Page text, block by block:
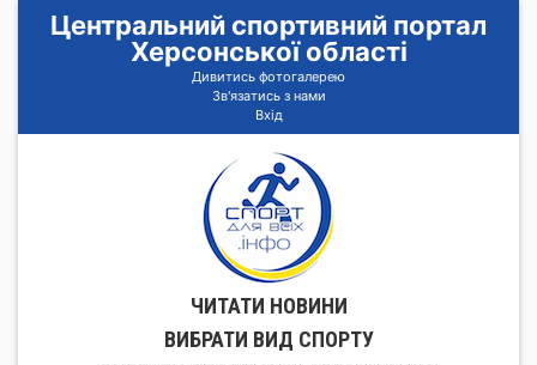
Центральний спортивний портал
Херсонської області
Дивитись фотогалерею
Зв'язатись з нами
Вхід
ЧИТАТИ НОВИНИ
ВИБРАТИ ВИД СПОРТУ